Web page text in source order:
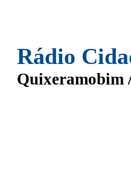
Rádio
Quixeramobim